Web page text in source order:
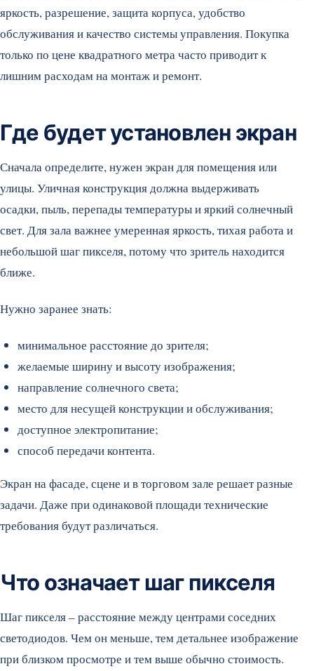
яркость, разрешение, защита корпуса, удобство
обслуживания и качество системы управления. Покупка
только по цене квадратного метра часто приводит к
лишним расходам на монтаж и ремонт.
Где будет установлен экран
Сначала определите, нужен экран для помещения или
улицы. Уличная конструкция должна выдерживать
осадки, пыль, перепады температуры и яркий солнечный
свет. Для зала важнее умеренная яркость, тихая работа и
небольшой шаг пикселя, потому что зритель находится
ближе.
Нужно заранее знать:
минимальное расстояние до зрителя;
желаемые ширину и высоту изображения;
направление солнечного света;
место для несущей конструкции и обслуживания;
доступное электропитание;
способ передачи контента.
Экран на фасаде, сцене и в торговом зале решает разные
задачи. Даже при одинаковой площади технические
требования будут различаться.
Что означает шаг пикселя
Шаг пикселя – расстояние между центрами соседних
светодиодов. Чем он меньше, тем детальнее изображение
при близком просмотре и тем выше обычно стоимость.